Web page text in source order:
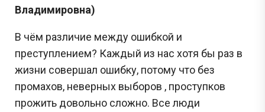
Владимировна)
В чём различие между ошибкой и
преступлением? Каждый из нас хотя бы раз в
жизни совершал ошибку, потому что без
промахов, неверных выборов , проступков
прожить довольно сложно. Все люди